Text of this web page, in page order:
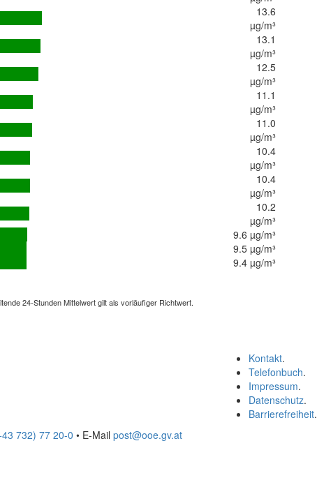
13.6
µg/m³
13.1
µg/m³
12.5
µg/m³
11.1
µg/m³
11.0
µg/m³
10.4
µg/m³
10.4
µg/m³
10.2
µg/m³
9.6 µg/m³
9.5 µg/m³
9.4 µg/m³
24-Stunden Mittelwert gilt als vorläufiger Richtwert.
Kontakt.
Telefonbuch.
Impressum.
Datenschutz.
Barrierefreiheit.
732) 77 20-0 • E-Mail post@ooe.gv.at